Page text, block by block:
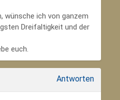
wünsche ich von ganzem
Dreifaltigkeit und der
euch.
Antworten